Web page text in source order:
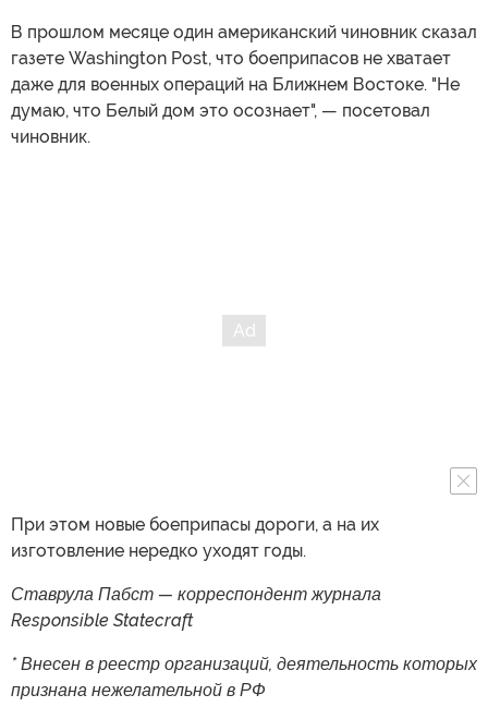
В прошлом месяце один американский чиновник сказал
газете Washington Post, что боеприпасов не хватает
даже для военных операций на Ближнем Востоке. "Не
думаю, что Белый дом это осознает", — посетовал
чиновник.
При этом новые боеприпасы дороги, а на их
изготовление нередко уходят годы.
Ставрула Пабст — корреспондент журнала
Responsible Statecraft
* Внесен в реестр организаций, деятельность которых
признана нежелательной в РФ